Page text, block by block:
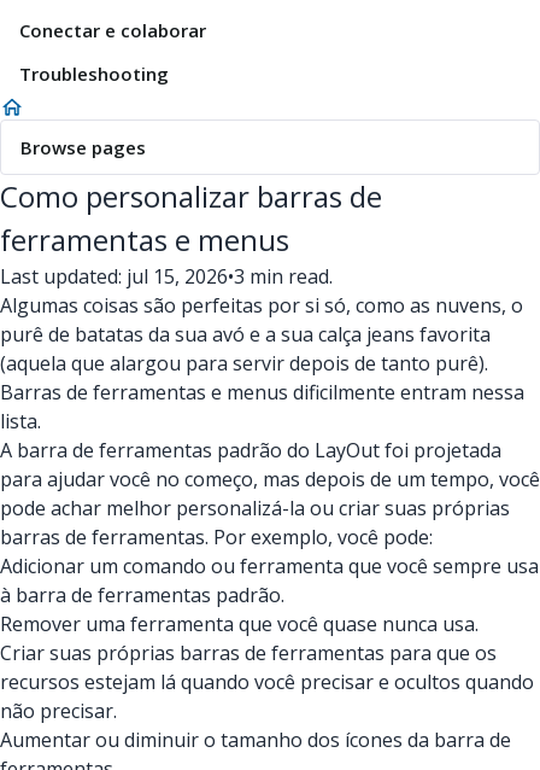
Conectar e colaborar
Troubleshooting
Browse pages
Como personalizar barras de
ferramentas e menus
Last updated: jul 15, 2026•3 min read.
Algumas coisas são perfeitas por si só, como as nuvens, o
purê de batatas da sua avó e a sua calça jeans favorita
(aquela que alargou para servir depois de tanto purê).
Barras de ferramentas e menus dificilmente entram nessa
lista.
A barra de ferramentas padrão do LayOut foi projetada
para ajudar você no começo, mas depois de um tempo, você
pode achar melhor personalizá-la ou criar suas próprias
barras de ferramentas. Por exemplo, você pode:
Adicionar um comando ou ferramenta que você sempre usa
à barra de ferramentas padrão.
Remover uma ferramenta que você quase nunca usa.
Criar suas próprias barras de ferramentas para que os
recursos estejam lá quando você precisar e ocultos quando
não precisar.
Aumentar ou diminuir o tamanho dos ícones da barra de